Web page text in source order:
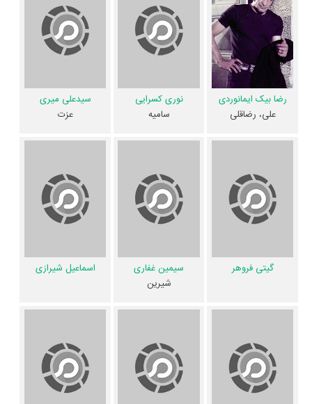
داستان جنجال منتشر شده است، می‌خوانیم: «مرد ساده لوحی که شباهت
زیادی به مرد کلاشی دارد وارد شهر می‌شود. مرد کلاش که به عنوان خرید خانه
از مردم اخاذی می‌کند با شباهتش مشکلاتی برای مرد ساده لوح پدید می‌آورد.
در این حال مرد ساده‌لوح سعی می‌کند که با تمهیداتی پول مردم را به آنها
برگرداند و سپس باعث رسوایی مرد کلاش شده و پلیس گرفتارش می‌کن.»
فیلم جنجال و کارنامه فعالیت کارگردان و بازیگران
جذابی را می‌توان بیان کرد. براساس آمارها فیلم جنجال به طور متوسط فعالیت
24ام بازیگران این اثر است. براساس امتیاز مردم فیلم جنجال یکی از 4 اثر
شاخصشادی آفرین
در حرفه بازیگری محسوب می‌شود.
حرفه نویسندگی محسوب می‌شود.
1 تن از بازیگران جنجال، اولین فعالیت جدی بازیگری خود را در این اثر تجربه
نوری کسرایی،اکبر اصفهانی ،جواد روشنایی رویارا در این اثر
تجربه کرده است. در میان بازیگران جنجال نیز 91 همکاریِ اول رخ داده،
به‌عبارت دیگر در این فیلم میان هر یک از 17 بازیگر با یکدیگر یک رابطه همکاری
رضا بیک ایمانوردی
علی، رضاقلی
نوری کسرایی
سامیه
سیدعلی میری
عزت
گیتی فروهر
سیمین غفاری
شیرین
اسماعیل شیرازی